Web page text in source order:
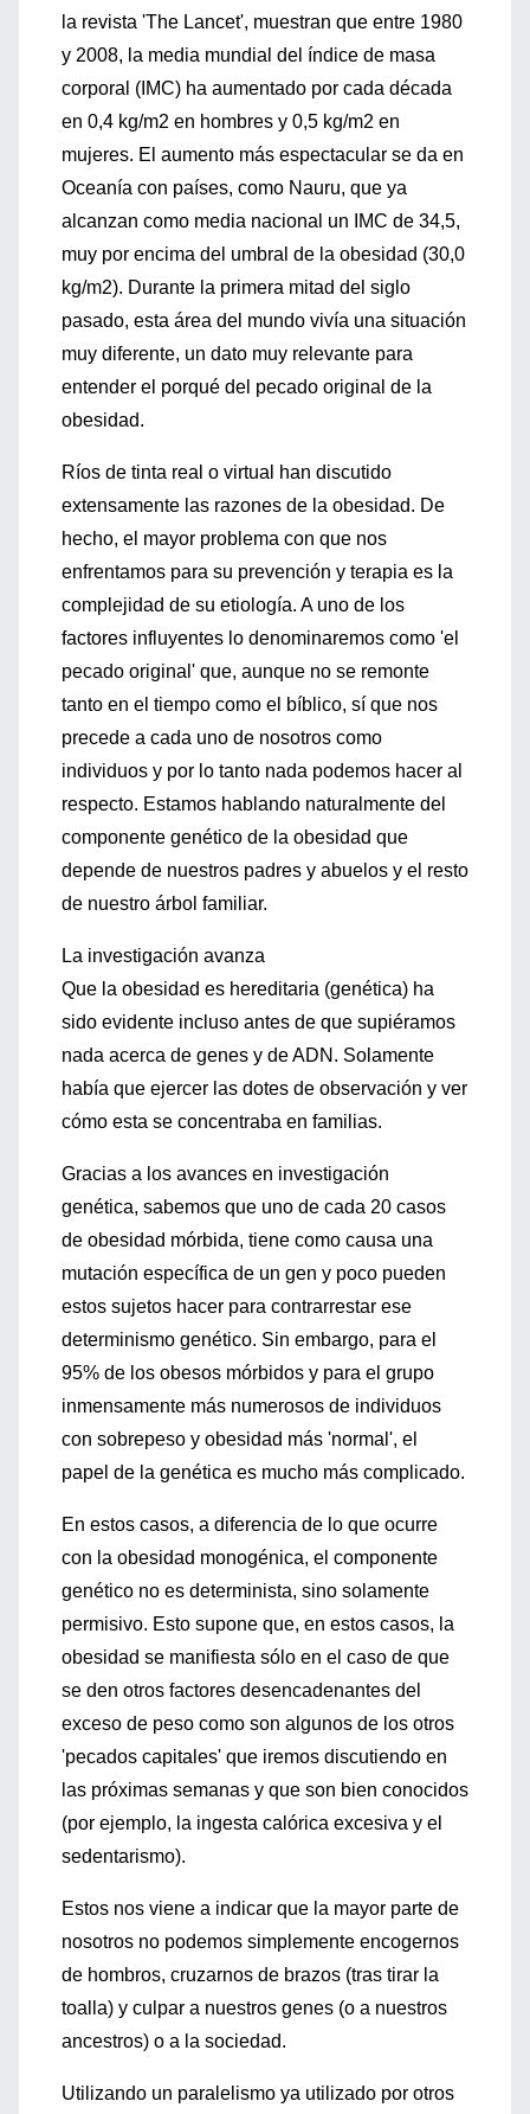
la revista 'The Lancet', muestran que entre 1980
y 2008, la media mundial del índice de masa
corporal (IMC) ha aumentado por cada década
en 0,4 kg/m2 en hombres y 0,5 kg/m2 en
mujeres. El aumento más espectacular se da en
Oceanía con países, como Nauru, que ya
alcanzan como media nacional un IMC de 34,5,
muy por encima del umbral de la obesidad (30,0
kg/m2). Durante la primera mitad del siglo
pasado, esta área del mundo vivía una situación
muy diferente, un dato muy relevante para
entender el porqué del pecado original de la
obesidad.
Ríos de tinta real o virtual han discutido
extensamente las razones de la obesidad. De
hecho, el mayor problema con que nos
enfrentamos para su prevención y terapia es la
complejidad de su etiología. A uno de los
factores influyentes lo denominaremos como 'el
pecado original' que, aunque no se remonte
tanto en el tiempo como el bíblico, sí que nos
precede a cada uno de nosotros como
individuos y por lo tanto nada podemos hacer al
respecto. Estamos hablando naturalmente del
componente genético de la obesidad que
depende de nuestros padres y abuelos y el resto
de nuestro árbol familiar.
La investigación avanza
Que la obesidad es hereditaria (genética) ha
sido evidente incluso antes de que supiéramos
nada acerca de genes y de ADN. Solamente
había que ejercer las dotes de observación y ver
cómo esta se concentraba en familias.
Gracias a los avances en investigación
genética, sabemos que uno de cada 20 casos
de obesidad mórbida, tiene como causa una
mutación específica de un gen y poco pueden
estos sujetos hacer para contrarrestar ese
determinismo genético. Sin embargo, para el
95% de los obesos mórbidos y para el grupo
inmensamente más numerosos de individuos
con sobrepeso y obesidad más 'normal', el
papel de la genética es mucho más complicado.
En estos casos, a diferencia de lo que ocurre
con la obesidad monogénica, el componente
genético no es determinista, sino solamente
permisivo. Esto supone que, en estos casos, la
obesidad se manifiesta sólo en el caso de que
se den otros factores desencadenantes del
exceso de peso como son algunos de los otros
'pecados capitales' que iremos discutiendo en
las próximas semanas y que son bien conocidos
(por ejemplo, la ingesta calórica excesiva y el
sedentarismo).
Estos nos viene a indicar que la mayor parte de
nosotros no podemos simplemente encogernos
de hombros, cruzarnos de brazos (tras tirar la
toalla) y culpar a nuestros genes (o a nuestros
ancestros) o a la sociedad.
Utilizando un paralelismo ya utilizado por otros